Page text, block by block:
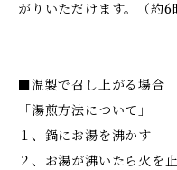
がりいただけます。（約6
■温製で召し上がる場合
「湯煎方法について」
１、鍋にお湯を沸かす
２、お湯が沸いたら火を